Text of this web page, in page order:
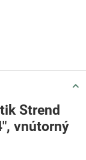
Strend
vnútorný